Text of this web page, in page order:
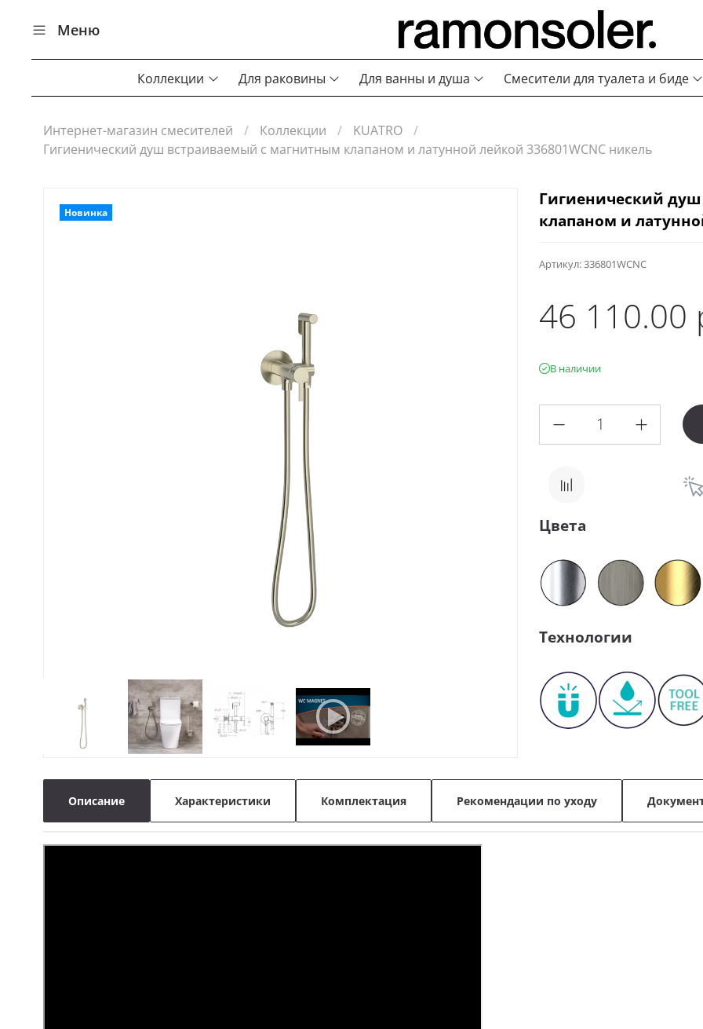
Меню
Коллекции Для раковины Для ванны и душа Смесители для туалета и биде
Интернет-магазин смесителей Коллекции
KUATRO
Гигиенический душ встраиваемый с магнитным клапаном и латунной лейкой 336801WCNC никель
Новинка
Артикул:336801WCNC
В наличии
Гигиенический
клапаном и
46 110.00
Цвета
Технологии
Описание Характеристики Комплектация Рекомендации по уходу